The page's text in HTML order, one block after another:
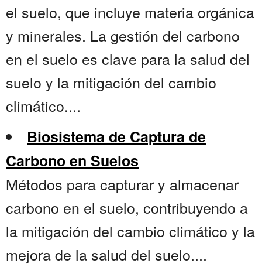
el suelo, que incluye materia orgánica
y minerales. La gestión del carbono
en el suelo es clave para la salud del
suelo y la mitigación del cambio
climático....
Biosistema de Captura de
Carbono en Suelos
Métodos para capturar y almacenar
carbono en el suelo, contribuyendo a
la mitigación del cambio climático y la
mejora de la salud del suelo....